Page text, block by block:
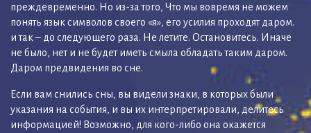
преждевременно. Но из-за того, Что мы вовремя не можем
понять язык символов своего «я», его усилия проходят даром.
и так – до следующего раза. Не летите. Остановитесь. Иначе
не было, нет и не будет иметь смыла обладать таким даром.
Даром предвидения во сне.
Если вам снились сны, вы видели знаки, в которых были
указания на события, и вы их интерпретировали, делитесь
информацией! Возможно, для кого-либо она окажется